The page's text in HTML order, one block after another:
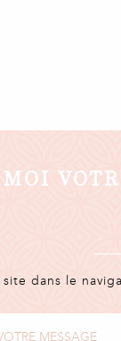
dans le